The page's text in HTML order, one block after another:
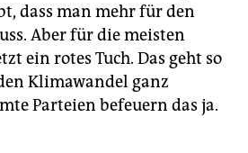
dass man mehr für den
Aber für die meisten
ein rotes Tuch. Das geht so
Klimawandel ganz
Parteien befeuern das ja.